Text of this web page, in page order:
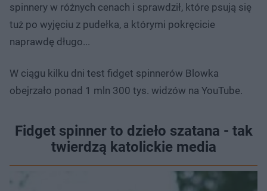
spinnery w różnych cenach i sprawdził, które psują się
tuż po wyjęciu z pudełka, a którymi pokręcicie
naprawdę długo...
W ciągu kilku dni test fidget spinnerów Blowka
obejrzało ponad 1 mln 300 tys. widzów na YouTube.
Fidget spinner to dzieło szatana - tak
twierdzą katolickie media